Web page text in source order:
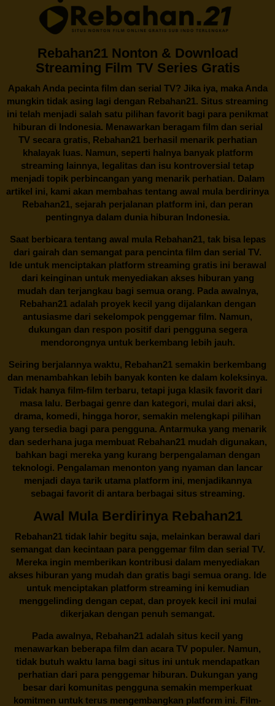
Rebahan21 Nonton & Download
Streaming Film TV Series Gratis
Apakah Anda pecinta film dan serial TV? Jika iya, maka Anda
mungkin tidak asing lagi dengan Rebahan21. Situs streaming
ini telah menjadi salah satu pilihan favorit bagi para penikmat
hiburan di Indonesia. Menawarkan beragam film dan serial
TV secara gratis, Rebahan21berhasil menarik perhatian
khalayak luas. Namun, seperti halnya banyak platform
streaming lainnya, legalitas dan isu kontroversial tetap
menjadi topik perbincangan yang menarik perhatian. Dalam
artikel ini, kami akan membahas tentang awal mula berdirinya
Rebahan21, sejarah perjalanan platform ini, dan peran
pentingnya dalam dunia hiburan Indonesia.
Saat berbicara tentang awal mula Rebahan21, tak bisa lepas
dari gairah dan semangat para pencinta film dan serial TV.
Ide untuk menciptakan platform streaming gratis ini berawal
dari keinginan untuk menyediakan akses hiburan yang
mudah dan terjangkau bagi semua orang. Pada awalnya,
Rebahan21 adalah proyek kecil yang dijalankan dengan
antusiasme dari sekelompok penggemar film. Namun,
dukungan dan respon positif dari pengguna segera
mendorongnya untuk berkembang lebih jauh.
Seiring berjalannya waktu, Rebahan21 semakin berkembang
dan menambahkan lebih banyak konten ke dalam koleksinya.
Tidak hanya film-film terbaru, tetapi juga klasik favorit dari
masa lalu. Berbagai genre dan kategori, mulai dari aksi,
drama, komedi, hingga horor, semakin melengkapi pilihan
yang tersedia bagi para pengguna. Antarmuka yang menarik
dan sederhana juga membuatRebahan21mudah digunakan,
bahkan bagi mereka yang kurang berpengalaman dengan
teknologi. Pengalaman menonton yang nyaman dan lancar
menjadi daya tarik utama platform ini, menjadikannya
sebagai favorit di antara berbagai situs streaming.
Awal Mula Berdirinya Rebahan21
Rebahan21 tidak lahir begitu saja, melainkan berawal dari
semangat dan kecintaan para penggemar film dan serial TV.
Mereka ingin memberikan kontribusi dalam menyediakan
akses hiburan yang mudah dan gratis bagi semua orang. Ide
untuk menciptakan platform streaming ini kemudian
menggelinding dengan cepat, dan proyek kecil ini mulai
dikerjakan dengan penuh semangat.
Pada awalnya, Rebahan21 adalah situs kecil yang
menawarkan beberapa film dan acara TV populer. Namun,
tidak butuh waktu lama bagi situs ini untuk mendapatkan
perhatian dari para penggemar hiburan. Dukungan yang
besar dari komunitas pengguna semakin memperkuat
komitmen untuk terus mengembangkan platform ini. Film-